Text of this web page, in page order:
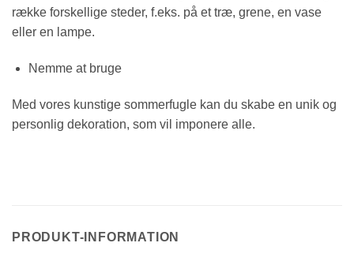
række forskellige steder, f.eks. på et træ, grene, en vase
eller en lampe.
Nemme at bruge
Med vores kunstige sommerfugle kan du skabe en unik og
personlig dekoration, som vil imponere alle.
PRODUKT-INFORMATION